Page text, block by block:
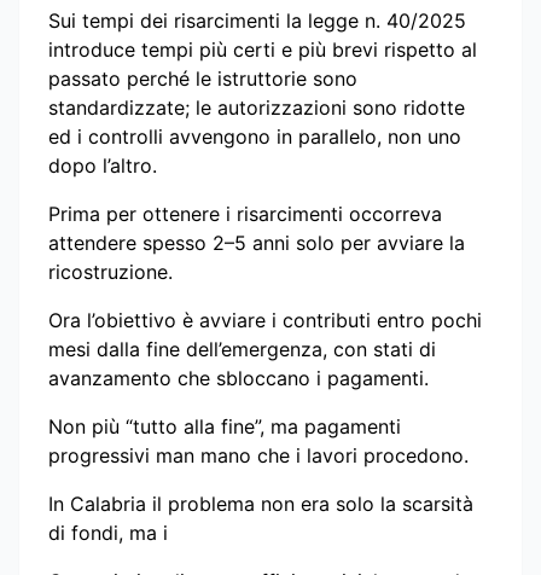
Sui tempi dei risarcimenti la legge n. 40/2025
introduce tempi più certi e più brevi rispetto al
passato perché le istruttorie sono
standardizzate; le autorizzazioni sono ridotte
ed i controlli avvengono in parallelo, non uno
dopo l’altro.
Prima per ottenere i risarcimenti occorreva
attendere spesso 2–5 anni solo per avviare la
ricostruzione.
Ora l’obiettivo è avviare i contributi entro pochi
mesi dalla fine dell’emergenza, con stati di
avanzamento che sbloccano i pagamenti.
Non più “tutto alla fine”, ma pagamenti
progressivi man mano che i lavori procedono.
In Calabria il problema non era solo la scarsità
di fondi, ma i